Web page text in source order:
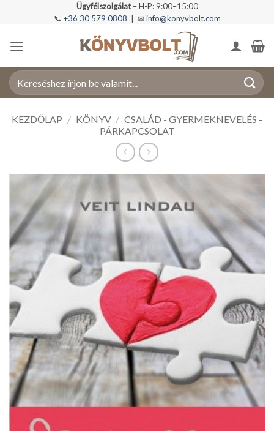
Ügyfélszolgálat– H-P: 9:00–15:00
📞 +36 30 579 0808 | ✉ info@konyvbolt.com
Keresés
a
KEZDŐLAP / KÖNYV / CSALÁD - GYERMEKNEVELÉS -
PÁRKAPCSOLAT